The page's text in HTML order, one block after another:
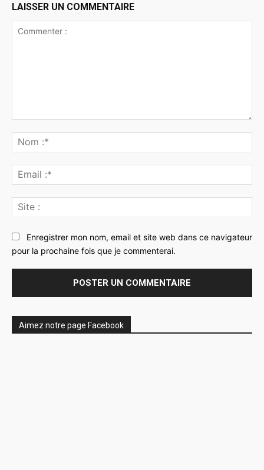
LAISSER UN COMMENTAIRE
:*
:*
:
Enregistrer mon nom, email et site web dans ce navigateur
pour la prochaine fois que je commenterai.
Aimez notre page Facebook